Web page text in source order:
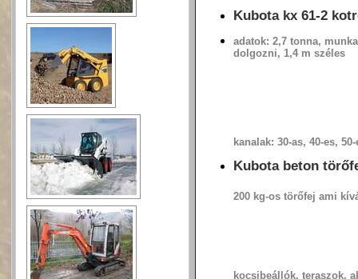
Kubota kx 61-2
adatok: 2,7 tonna,
dolgozni, 1,4 m széles
kanalak: 30-as, 40-es,
Kubota beton
200 kg-os törőfej ami
kocsibeállók, teraszok,